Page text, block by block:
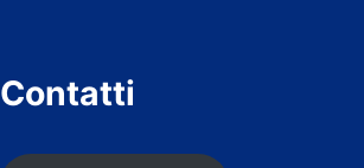
Contatti